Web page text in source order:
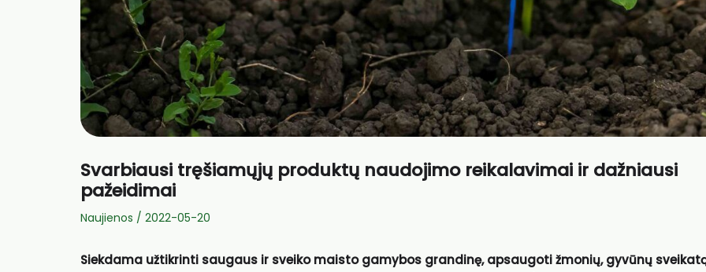
Svarbiausi tręšiamųjų produktų naudojimo reikalavimai ir dažniausi
pažeidimai
Naujienos / 2022-05-20
Siekdama užtikrinti saugaus ir sveiko maisto gamybos grandinę, apsaugoti žmonių, gyvūnų